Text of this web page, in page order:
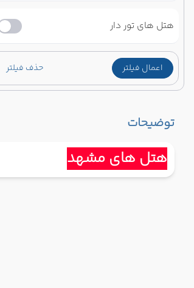
هتل های تور دار
اعمال فیلتر حذف فیلتر
توضیحات
هتل های مشهد